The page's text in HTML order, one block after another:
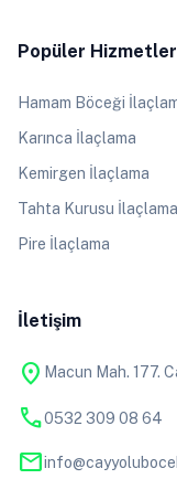
Popüler Hizmetler
Hamam Böceği
Karınca İlaçlama
Kemirgen İlaçlama
Tahta Kurusu İlaçlama
Pire İlaçlama
İletişim
location_on Macun Mah. 177.
phone0532 309 08 64
mail